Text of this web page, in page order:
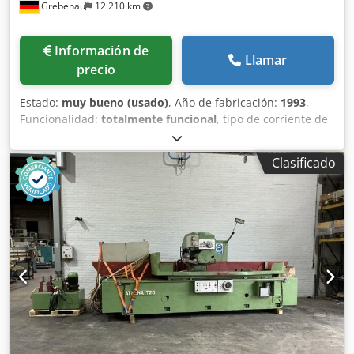
Grebenau 12.210 km
Información de
precio
Llamar
Estado: muy bueno (usado), Año de fabricación: 1993,
Funcionalidad: totalmente funcional, tipo de corriente de
, tensión de entrada:
390 kg, capacidad de refrigeración:9,5 kW (12,92 CV),
Enfriador de agua fría Dsdpfxsw D T T Eo Apbekr
Capacidad de refrigeración: 6 kW Peso: 110 kg.
Clasificado